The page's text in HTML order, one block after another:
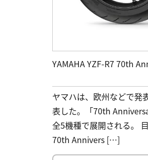
YAMAHA YZF-R7 70th
ヤマハは、欧州などで発
表した。「70th
全5機種で展開される。
70th Annivers […]